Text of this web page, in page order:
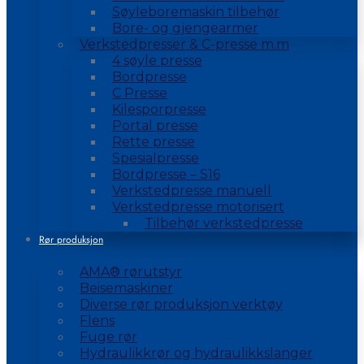
Søyleboremaskin tilbehør
Bore- og gjengearmer
Verkstedpresser & C-presse m.m
4 søyle presse
Bordpresse
C Presse
Kilesporpresse
Portal presse
Rette presse
Spesialpresse
Bordpresse – S16
Verkstedpresse manuell
Verkstedpresse motorisert
Tilbehør verkstedpresse
Rør produksjon
AMA® rørutstyr
Beisemaskiner
Diverse rør produksjon verktøy
Flens
Fuge rør
Hydraulikkrør og hydraulikkslanger